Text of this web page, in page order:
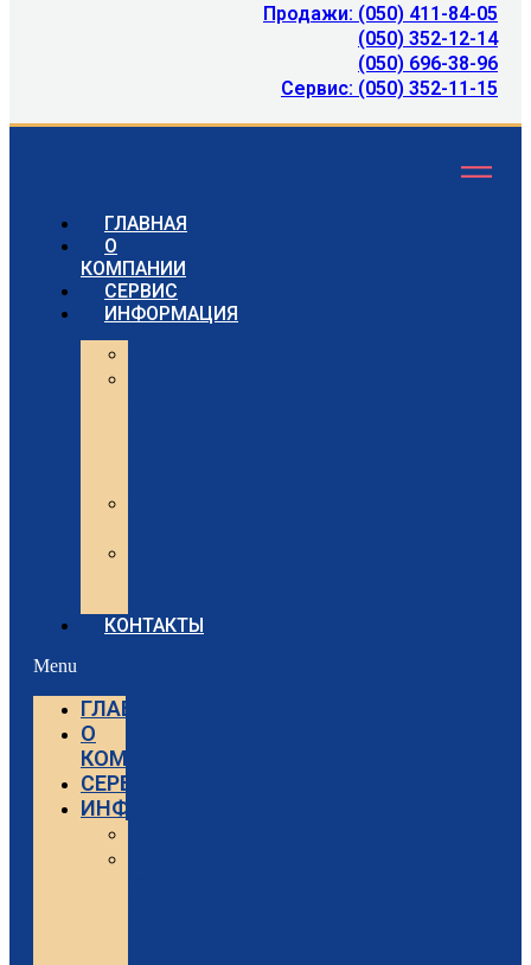
Продажи: (050) 411-84-05
(050) 352-12-14
(050) 696-38-96
Сервис: (050) 352-11-15
ГЛАВНАЯ
О
КОМПАНИИ
СЕРВИС
ИНФОРМАЦИЯ
КОНТАКТЫ
Menu
ГЛАВНАЯ
О
КОМПАНИИ
СЕРВИС
ИНФОРМАЦИЯ